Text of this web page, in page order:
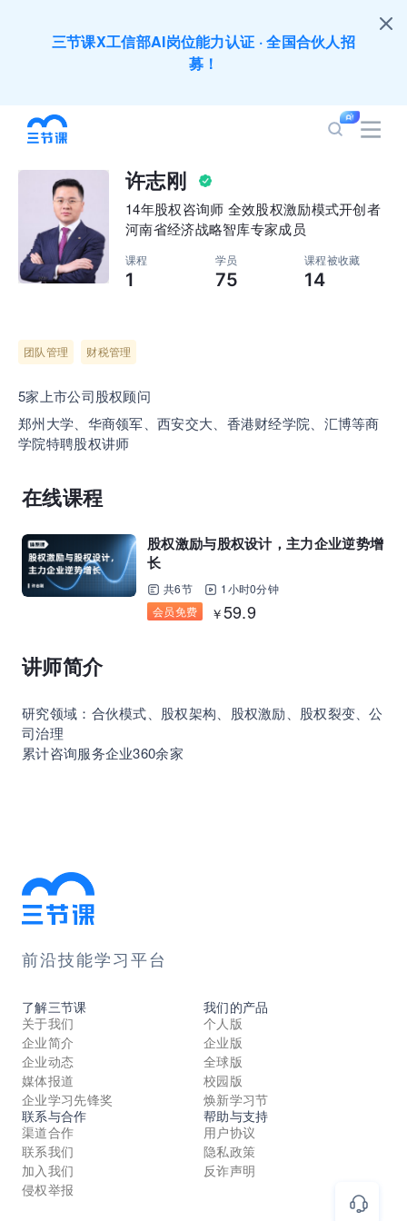
三节课X工信部AI岗位能力认证 · 全国合伙人招
募！
全员AI应用难落地？1000门课程覆盖企业全岗位
200+门DeepSeek应用课程免费体验，快带团队
一起加入学习
培训人只给员工找学习资源，却忘记自己也要成长
出海业务到底要落地哪些国家才合适？国别文化与
企业正处于快速成长期，但员工能力跟不上发展？
+课程等你带团队一起免费学习
AI职场发展实战课：深度解读AI在不同职业场景下
的业务赋能
🔥精选10门AI王牌课：助你成功入行AI岗位，🚀
成为行业AI人才！
三节课X工信部AI岗位能力认证 · 全国合伙人招
许志刚
14年股权咨询师 全效股权激励模式开创者
河南省经济战略智库专家成员
课程
1
学员
75
课程被收藏
14
团队管理 财税管理
5家上市公司股权顾问
郑州大学、华商领军、西安交大、香港财经学院、汇博等商
学院特聘股权讲师
在线课程
股权激励与股权设计，主力企业逆势增
长
共6节
1小时0分钟
会员免费
￥59.9
讲师简介
研究领域：合伙模式、股权架构、股权激励、股权裂变、公
司治理
累计咨询服务企业360余家
前沿技能学习平台
了解三节课
关于我们
企业简介
企业动态
媒体报道
企业学习先锋奖
我们的产品
个人版
企业版
全球版
校园版
焕新学习节
联系与合作
渠道合作
联系我们
加入我们
侵权举报
帮助与支持
用户协议
隐私政策
反诈声明